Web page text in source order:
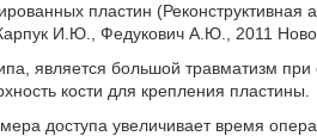
пластин (Реконструктивная
И.Ю., Федукович А.Ю., 2011
является большой травматизм
кости для крепления пластины.
доступа увеличивает время